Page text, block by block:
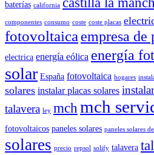
baterías california
componentes consumo coste coste placas
fotovoltaica empresa de
electrica energía eólica energía
solar España fotovoltaica hogares
solares instalar placas solares
talavera ley mch mch
fotovoltaicos paneles solares paneles solares
solares precio repsol solify talavera